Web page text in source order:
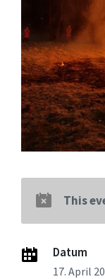
This
Datum
17. April